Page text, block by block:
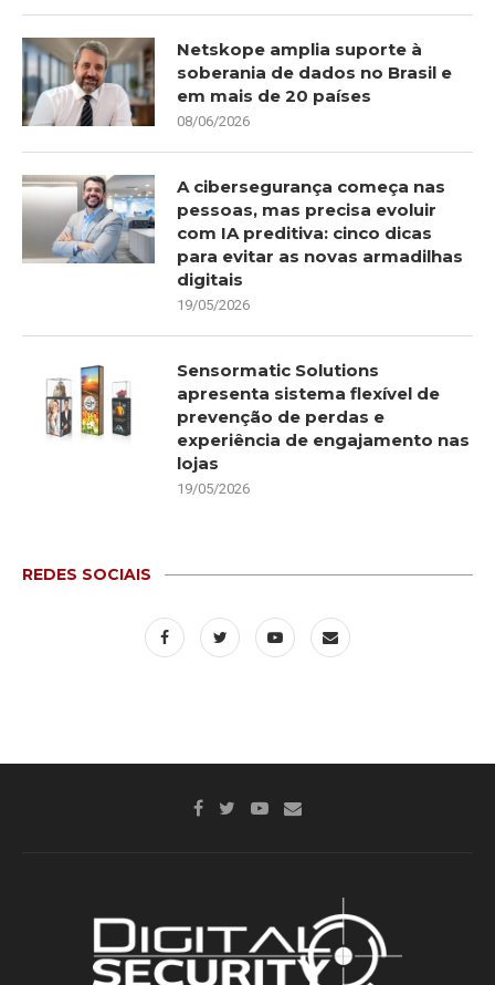
Netskope amplia suporte à
soberania de dados no Brasil e
em mais de 20 países
08/06/2026
A cibersegurança começa nas
pessoas, mas precisa evoluir
com IA preditiva: cinco dicas
para evitar as novas armadilhas
digitais
19/05/2026
Sensormatic Solutions
apresenta sistema flexível de
prevenção de perdas e
experiência de engajamento nas
lojas
19/05/2026
REDES SOCIAIS